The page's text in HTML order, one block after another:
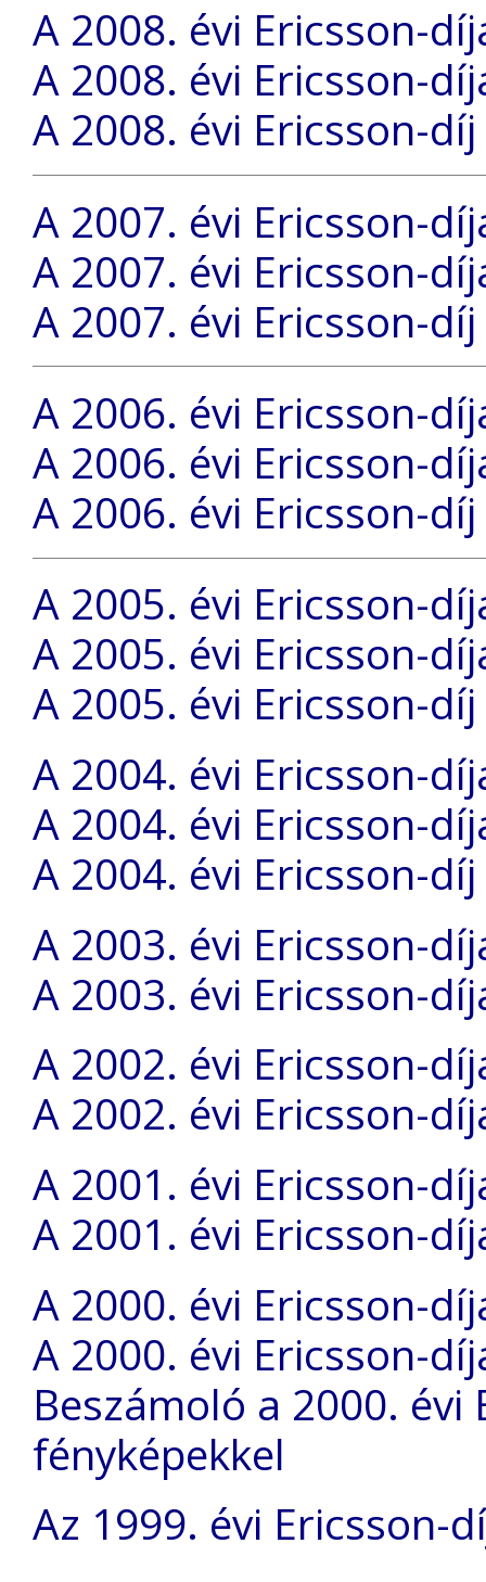
A 2008. évi Ericsson-
A 2008. évi Ericsson-
A 2008. évi Ericsson-díj
A 2007. évi Ericsson-
A 2007. évi Ericsson-
A 2007. évi Ericsson-díj
A 2006. évi Ericsson-
A 2006. évi Ericsson-
A 2006. évi Ericsson-díj
A 2005. évi Ericsson-
A 2005. évi Ericsson-
A 2005. évi Ericsson-díj
A 2004. évi Ericsson-
A 2004. évi Ericsson-
A 2004. évi Ericsson-díj
A 2003. évi Ericsson-
A 2003. évi Ericsson-
A 2002. évi Ericsson-
A 2002. évi Ericsson-
A 2001. évi Ericsson-
A 2001. évi Ericsson-
A 2000. évi Ericsson-
A 2000. évi Ericsson-
Beszámoló a 2000.
fényképekkel
Az 1999. évi Ericsson-